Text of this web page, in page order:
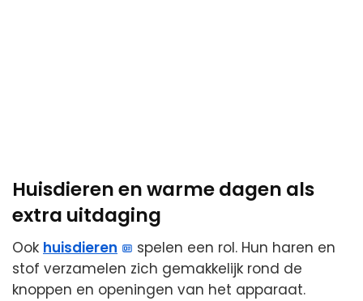
Huisdieren en warme dagen als
extra uitdaging
Ook huisdieren
spelen een rol. Hun haren en
stof verzamelen zich gemakkelijk rond de
knoppen en openingen van het apparaat.